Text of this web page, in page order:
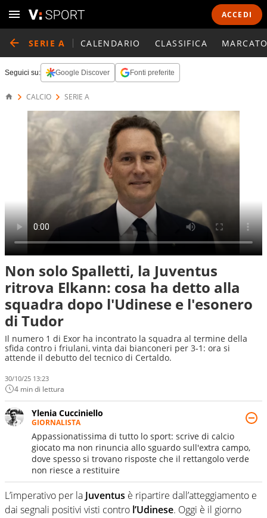
ACCEDI
SERIE A CALENDARIO CLASSIFICA
Seguici su: Google Discover Fonti preferite
CALCIO SERIE A
Non solo Spalletti, la Juventus
ritrova Elkann: cosa ha detto alla
squadra dopo l'Udinese e l'esonero
di Tudor
Il numero 1 di Exor ha incontrato la squadra al termine della
sfida contro i friulani, vinta dai bianconeri per 3-1: ora si
attende il debutto del tecnico di Certaldo.
30/10/25 13:23
4 min di lettura
Ylenia Cucciniello
GIORNALISTA
Appassionatissima di tutto lo sport: scrive di calcio
giocato ma non rinuncia allo sguardo sull'extra campo,
dove spesso si trovano risposte che il rettangolo verde
non riesce a restituire
L’imperativo per la Juventus è ripartire dall’atteggiamento e
dai segnali positivi visti contro l’Udinese. Oggi è il giorno